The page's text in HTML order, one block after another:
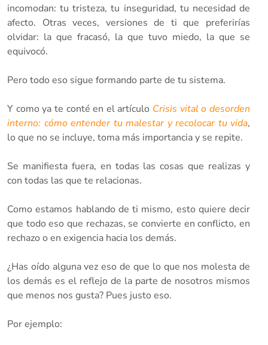
incomodan: tu tristeza, tu inseguridad, tu necesidad de
afecto. Otras veces, versiones de ti que preferirías
olvidar: la que fracasó, la que tuvo miedo, la que se
equivocó.
Pero todo eso sigue formando parte de tu sistema.
Y como ya te conté en el artículo Crisis vital o desorden
interno: cómo entender tu malestar y recolocar tu vida,
lo que no se incluye, toma más importancia y se repite.
Se manifiesta fuera, en todas las cosas que realizas y
con todas las que te relacionas.
Como estamos hablando de ti mismo, esto quiere decir
que todo eso que rechazas, se convierte en conflicto, en
rechazo o en exigencia hacia los demás.
¿Has oído alguna vez eso de que lo que nos molesta de
los demás es el reflejo de la parte de nosotros mismos
que menos nos gusta? Pues justo eso.
Por ejemplo: